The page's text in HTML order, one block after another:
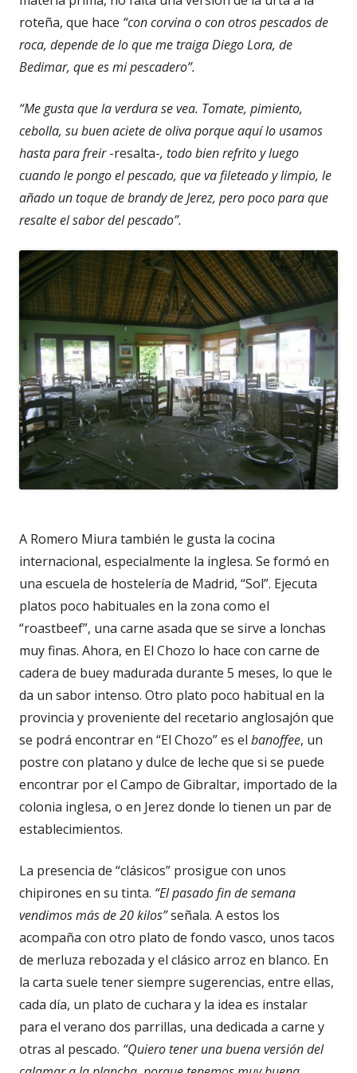
roteña, que hace “con corvina o con otros pescados de
roca, depende de lo que me traiga Diego Lora, de
Bedimar, que es mi pescadero”.
“Me gusta que la verdura se vea. Tomate, pimiento,
cebolla, su buen aciete de oliva porque aquí lo usamos
hasta para freir-resalta-, todo bien refrito y luego
cuando le pongo el pescado, que va fileteado y limpio, le
añado un toque de brandy de Jerez, pero poco para que
resalte el sabor del pescado”.
A Romero Miura también le gusta la cocina
internacional, especialmente la inglesa. Se formó en
una escuela de hostelería de Madrid, “Sol”. Ejecuta
platos poco habituales en la zona como el
“roastbeef”, una carne asada que se sirve a lonchas
muy finas. Ahora, en El Chozo lo hace con carne de
cadera de buey madurada durante 5 meses, lo que le
da un sabor intenso. Otro plato poco habitual en la
provincia y proveniente del recetario anglosajón que
se podrá encontrar en “El Chozo” es el banoffee, un
postre con platano y dulce de leche que si se puede
encontrar por el Campo de Gibraltar, importado de la
colonia inglesa, o en Jerez donde lo tienen un par de
establecimientos.
La presencia de “clásicos” prosigue con unos
chipirones en su tinta. “El pasado fin de semana
vendimos más de 20 kilos”señala. A estos los
acompaña con otro plato de fondo vasco, unos tacos
de merluza rebozada y el clásico arroz en blanco. En
la carta suele tener siempre sugerencias, entre ellas,
cada día, un plato de cuchara y la idea es instalar
para el verano dos parrillas, una dedicada a carne y
otras al pescado. “Quiero tener una buena versión del